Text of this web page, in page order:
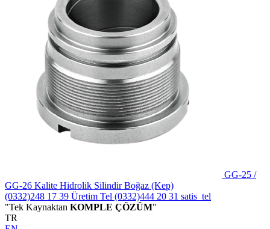
GG-25 /
GG-26 Kalite Hidrolik Silindir Boğaz (Kep)
(0332)248 17 39 Üretim Tel (0332)444 20 31 satis_tel
"Tek Kaynaktan KOMPLE ÇÖZÜM"
TR